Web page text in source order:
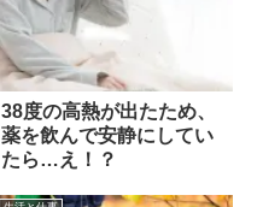
38度の高熱が出たため、
薬を飲んで安静にしてい
たら…え！？